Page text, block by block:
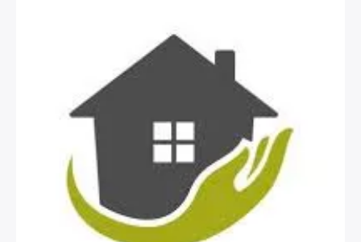
Elections
Etat Civil
Autres Démarches